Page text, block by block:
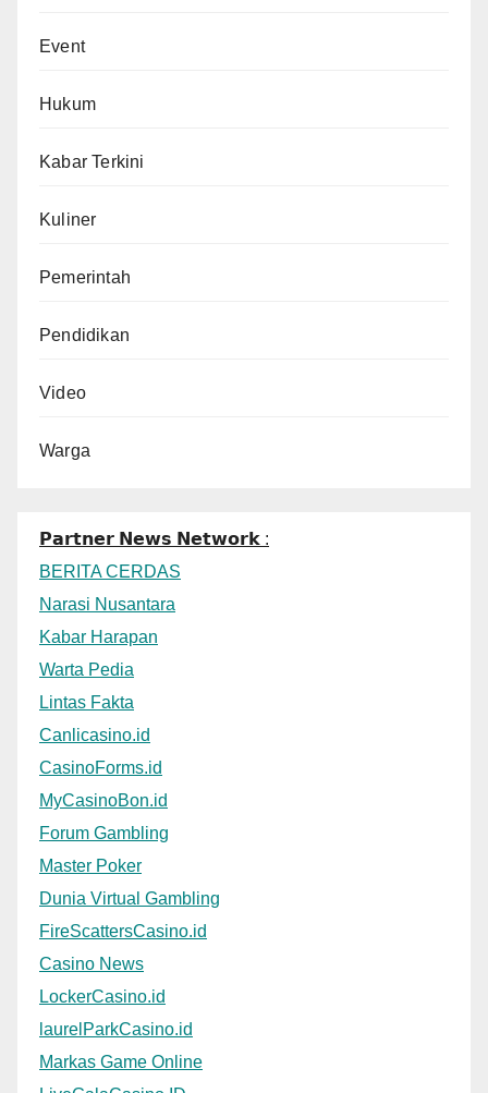
Event
Hukum
Kabar Terkini
Kuliner
Pemerintah
Pendidikan
Video
Warga
𝗣𝗮𝗿𝘁𝗻𝗲𝗿 𝗡𝗲𝘄𝘀 𝗡𝗲𝘁𝘄𝗼𝗿𝗸 :
BERITA CERDAS
Narasi Nusantara
Kabar Harapan
Warta Pedia
Lintas Fakta
Canlicasino.id
CasinoForms.id
MyCasinoBon.id
Forum Gambling
Master Poker
Dunia Virtual Gambling
FireScattersCasino.id
Casino News
LockerCasino.id
laurelParkCasino.id
Markas Game Online